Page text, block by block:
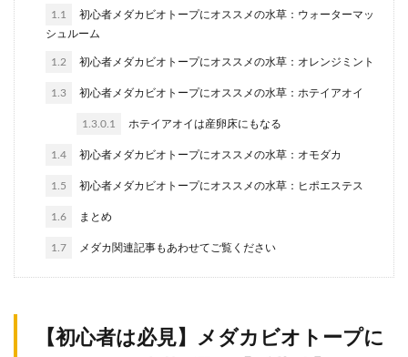
1.1
初心者メダカビオトープにオススメの水草：ウォーターマッ
シュルーム
1.2 初心者メダカビオトープにオススメの水草：オレンジミント
1.3 初心者メダカビオトープにオススメの水草：ホテイアオイ
1.3.0.1 ホテイアオイは産卵床にもなる
1.4 初心者メダカビオトープにオススメの水草：オモダカ
1.5 初心者メダカビオトープにオススメの水草：ヒポエステス
1.6 まとめ
1.7 メダカ関連記事もあわせてご覧ください
【初心者は必見】メダカビオトープに